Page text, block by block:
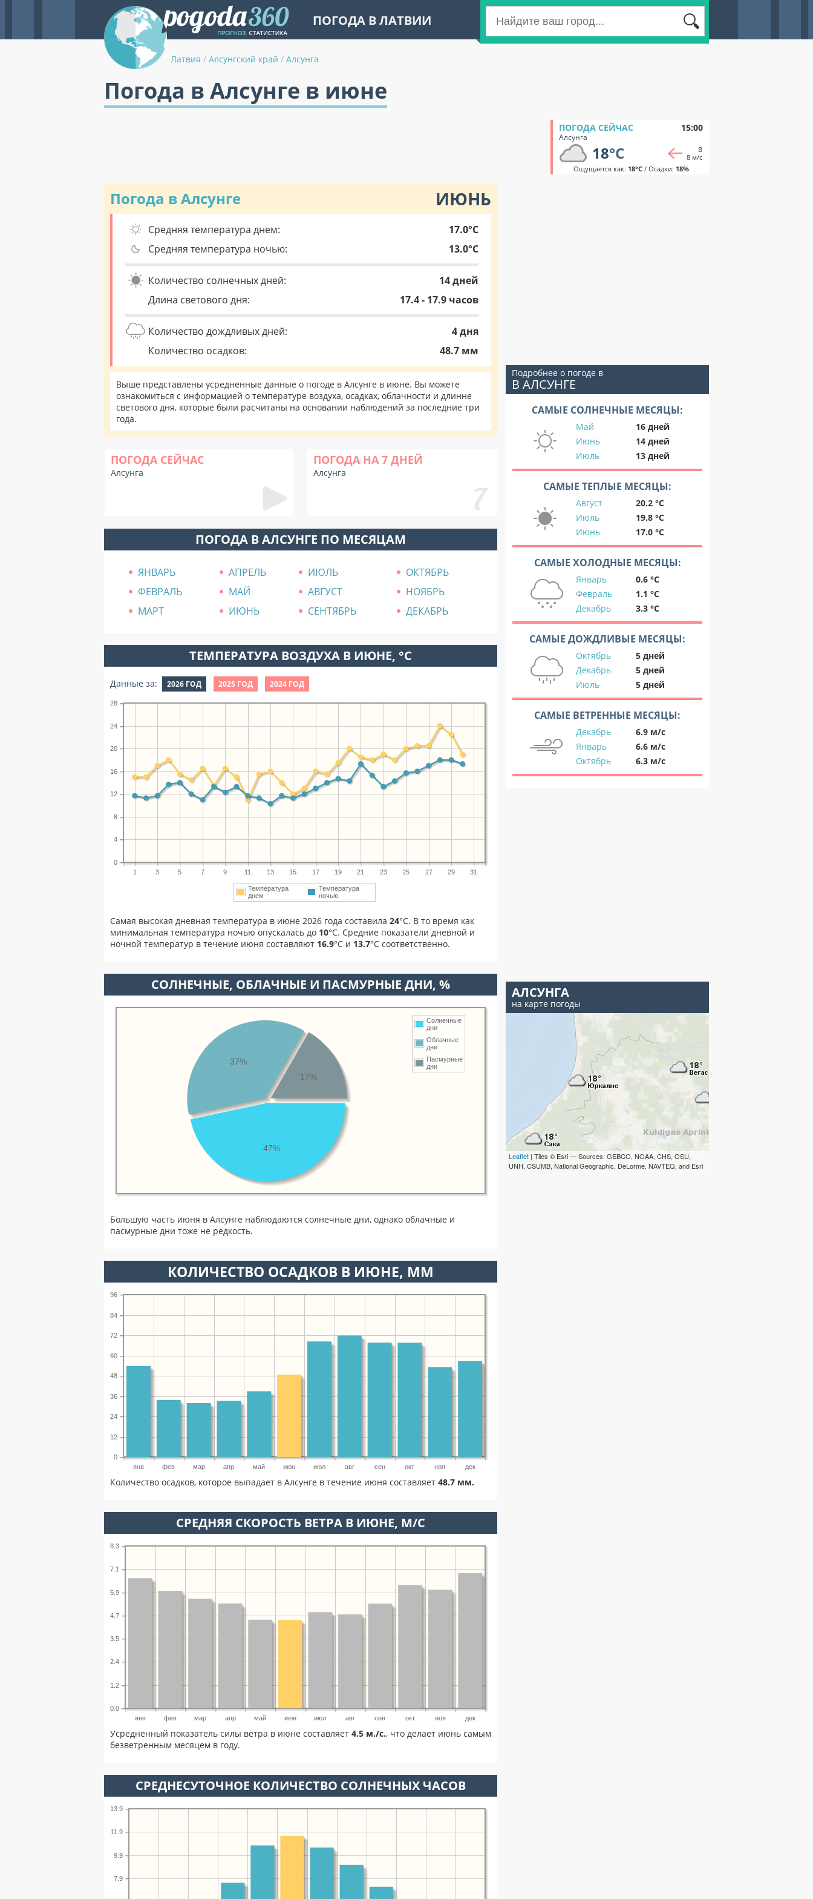
ПОГОДА В ЛАТВИИ
Латвия / Алсунгский край / Алсунга
Погода в Алсунге в июне
ПОГОДА СЕЙЧАС 15:00
Алсунга
18°C
В
8 м/с
Ощущается как: 18°C/ Осадки: 18%
Погода в Алсунге ИЮНЬ
Средняя температура днем:
17.0°C
Средняя температура ночью:
13.0°C
Количество солнечных дней:
14 дней
Длина светового дня:
17.4 - 17.9 часов
Количество дождливых дней:
4 дня
Количество осадков:
48.7 мм
Выше представлены усредненные данные о погоде в Алсунге в июне. Вы можете
ознакомиться с информацией о температуре воздуха, осадках, облачности и длинне
светового дня, которые были расчитаны на основании наблюдений за последние три
года.
ПОГОДА СЕЙЧАС
Алсунга
ПОГОДА НА 7 ДНЕЙ
Алсунга
ПОГОДА В АЛСУНГЕ ПО МЕСЯЦАМ
ЯНВАРЬ АПРЕЛЬ ИЮЛЬ
ОКТЯБРЬ
ФЕВРАЛЬ
МАЙ АВГУСТ
НОЯБРЬ
МАРТ
ИЮНЬ СЕНТЯБРЬ ДЕКАБРЬ
ТЕМПЕРАТУРА ВОЗДУХА В ИЮНЕ, °C
Данные за: 2026 ГОД 2025 ГОД 2024 ГОД
1 3 5 7 9 11 13 15 17 19 21 23 25 27 29 31
0
4
8
12
16
20
24
28
Температура
днем
Температура
ночью
Самая высокая дневная температура в июне 2026 года составила 24°С. В то время как
минимальная температура ночью опускалась до 10°C. Средние показатели дневной и
ночной температур в течение июня составляют 16.9°С и 13.7°С соответственно.
CОЛНЕЧНЫЕ, ОБЛАЧНЫЕ И ПАСМУРНЫЕ ДНИ, %
Солнечные
дни
Облачные
дни
Пасмурные
дни
47%
37%
17%
Большую часть июня в Алсунге наблюдаются солнечные дни, однако облачные и
пасмурные дни тоже не редкость.
КОЛИЧЕСТВО ОСАДКОВ В ИЮНЕ, ММ
янв фев мар апр май июн июл авг сен окт ноя дек
0
12
24
36
48
60
72
84
96
Количество осадков, которое выпадает в Алсунге в течение июня составляет 48.7 мм.
СРЕДНЯЯ СКОРОСТЬ ВЕТРА В ИЮНЕ, М/С
янв фев мар апр май июн июл авг сен окт ноя дек
0.0
1.2
2.4
3.5
4.7
5.9
7.1
8.3
Усредненный показатель силы ветра в июне составляет 4.5 м./с., что делает июнь самым
безветренным месяцем в году.
СРЕДНЕСУТОЧНОЕ КОЛИЧЕСТВО СОЛНЕЧНЫХ ЧАСОВ
7.9
9.9
11.9
13.9
Подробнее о погоде в
В АЛСУНГЕ
САМЫЕ СОЛНЕЧНЫЕ МЕСЯЦЫ:
Май
16 дней
Июнь
14 дней
Июль
13 дней
САМЫЕ ТЕПЛЫЕ МЕСЯЦЫ:
Август
20.2 °C
Июль
19.8 °C
Июнь
17.0 °C
САМЫЕ ХОЛОДНЫЕ МЕСЯЦЫ:
Январь
0.6 °C
Февраль
1.1 °C
Декабрь
3.3 °C
САМЫЕ ДОЖДЛИВЫЕ МЕСЯЦЫ:
Октябрь
5 дней
Декабрь
5 дней
Июль
5 дней
САМЫЕ ВЕТРЕННЫЕ МЕСЯЦЫ:
Декабрь
6.9 м/с
Январь
6.6 м/с
Октябрь
6.3 м/с
АЛСУНГА
на карте погоды
Leaflet | Tiles © Esri — Sources: GEBCO, NOAA, CHS, OSU,
UNH, CSUMB, National Geographic, DeLorme, NAVTEQ, and Esri